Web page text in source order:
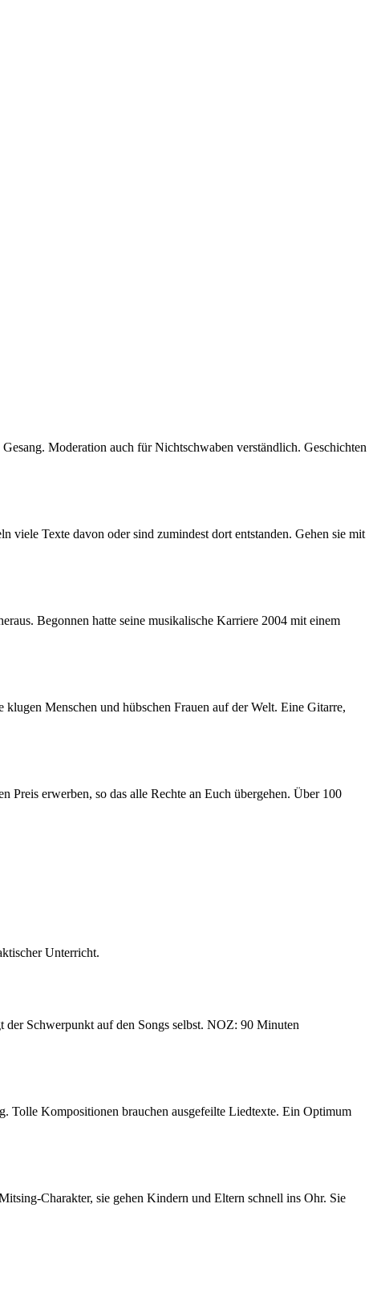
Moderation auch für Nichtschwaben verständlich. Geschichten
viele Texte davon oder sind zumindest dort entstanden. Gehen sie mit
Begonnen hatte seine musikalische Karriere 2004 mit einem
Menschen und hübschen Frauen auf der Welt. Eine Gitarre,
erwerben, so das alle Rechte an Euch übergehen. Über 100
Unterricht.
Schwerpunkt auf den Songs selbst. NOZ: 90 Minuten
Tolle Kompositionen brauchen ausgefeilte Liedtexte. Ein Optimum
Charakter, sie gehen Kindern und Eltern schnell ins Ohr. Sie